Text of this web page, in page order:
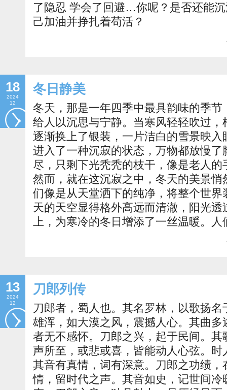
了隐忍 学会了回避…你呢？是否还能
己加油并挣扎着苟活？
18
2024
12
冬日静美
冬天，那是一年四季中最具韵味的季
给人以沉思与宁静。当寒风轻轻吹过
逐渐换上了银装，一片洁白的雪景映
进入了一种沉寂的状态，万物都放慢
尽，只剩下光秃秃的枝干，像是老人
然而，就在这沉寂之中，冬天的美景
们像是从天堂洒下的纯净，将整个世
天的天空显得格外高远而清澈，阳光
上，为寒冷的冬日增添了一丝温暖。人
13
2024
12
刀郎列传
刀郎者，蜀人也。其名罗林，以歌扬
雄浑，如大漠之风，震撼人心。其曲
者无不感怀。刀郎之兴，起于民间。
声所至，或悲或喜，皆能动人心弦。
其音有真情，词有深意。刀郎之功绩
情，留时代之声。其音如史，记世间